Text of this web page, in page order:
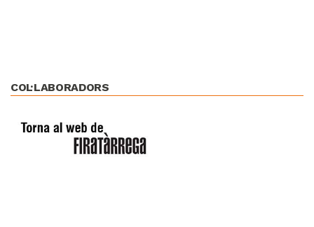
COL·LABORADORS